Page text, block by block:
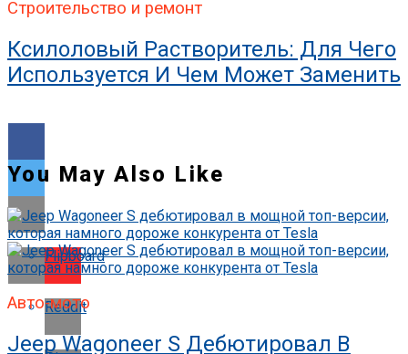
Строительство и ремонт
Ксилоловый Растворитель: Для Чего
Используется И Чем Может Заменить
Flipboard
Reddit
You May Also Like
Авто-мото
Jeep Wagoneer S Дебютировал В